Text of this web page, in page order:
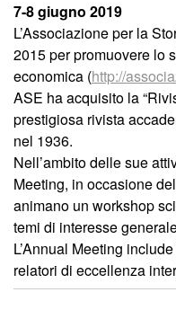
7-8 giugno 2019
L’Associazione per la
2015 per promuovere lo
economica (http://
ASE ha acquisito la
prestigiosa rivista
nel 1936.
Nell’ambito delle sue
Meeting, in occasione
animano un workshop
temi di interesse
L’Annual Meeting
relatori di eccellenza